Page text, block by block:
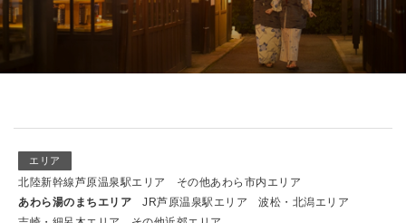
エリア
北陸新幹線芦原温泉駅エリア
その他あわら市内エリア
あわら湯のまちエリア
JR芦原温泉駅エリア
波松・北潟エリア